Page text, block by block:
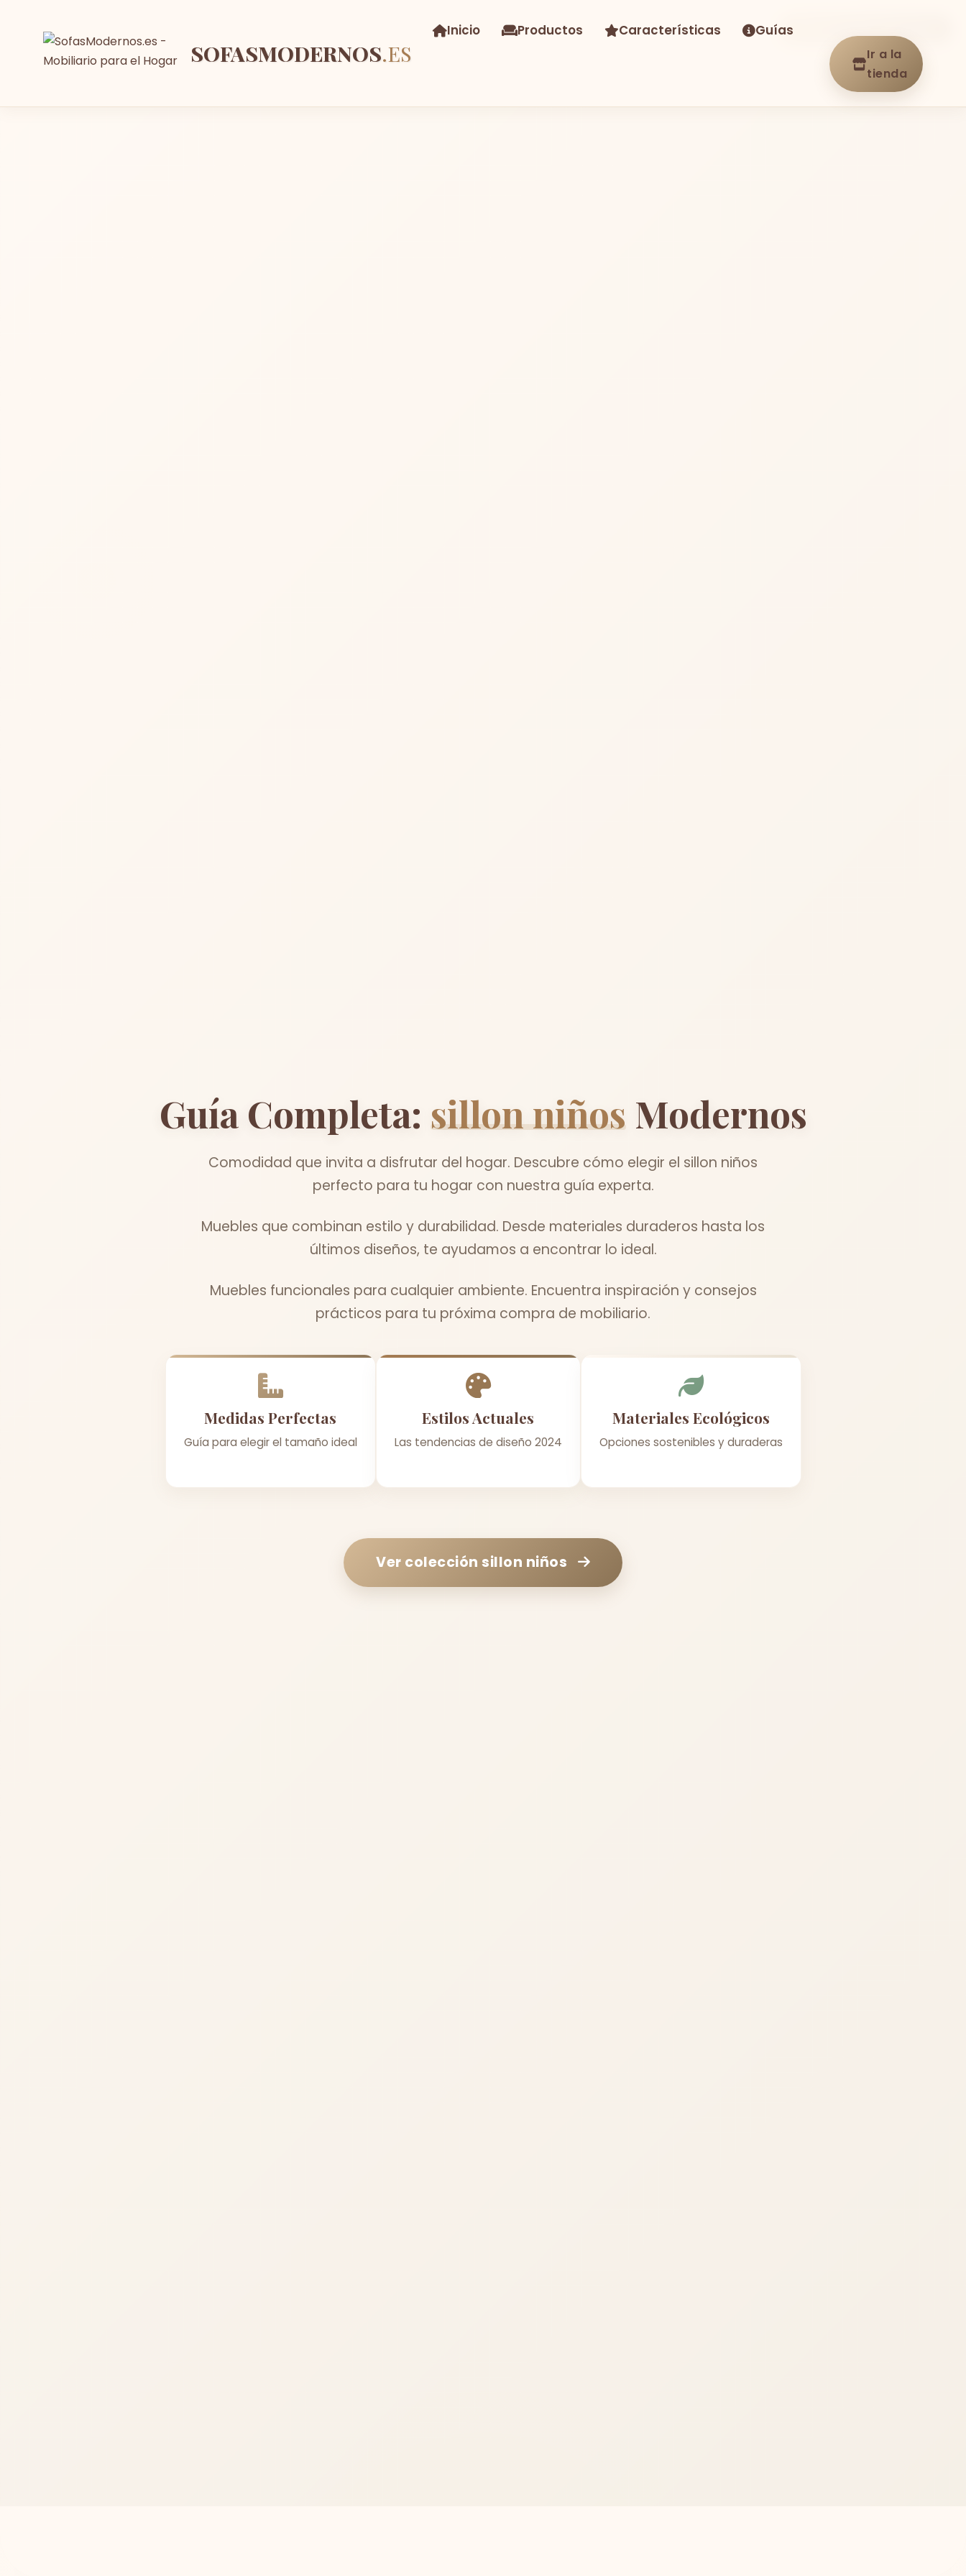
SOFASMODERNOS.ES
Inicio Productos Características Guías
Ir a la
tienda
Guía Completa: sillon niñosModernos
Comodidad que invita a disfrutar del hogar. Descubre cómo elegir el sillon niños
perfecto para tu hogar con nuestra guía experta.
Muebles que combinan estilo y durabilidad. Desde materiales duraderos hasta los
últimos diseños, te ayudamos a encontrar lo ideal.
Muebles funcionales para cualquier ambiente. Encuentra inspiración y consejos
prácticos para tu próxima compra de mobiliario.
Medidas Perfectas
Guía para elegir el tamaño ideal
Estilos Actuales
Las tendencias de diseño 2024
Materiales Ecológicos
Opciones sostenibles y duraderas
Ver colección sillon niños